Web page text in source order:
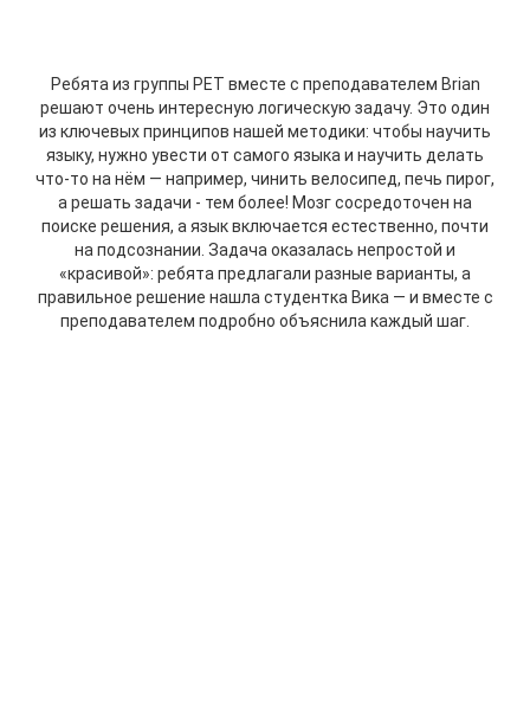
Ребята из группы PET вместе с преподавателем Brian
решают очень интересную логическую задачу. Это один
из ключевых принципов нашей методики: чтобы научить
языку, нужно увести от самого языка и научить делать
что-то на нём — например, чинить велосипед, печь пирог,
а решать задачи - тем более! Мозг сосредоточен на
поиске решения, а язык включается естественно, почти
на подсознании. Задача оказалась непростой и
«красивой»: ребята предлагали разные варианты, а
правильное решение нашла студентка Вика — и вместе с
преподавателем подробно объяснила каждый шаг.